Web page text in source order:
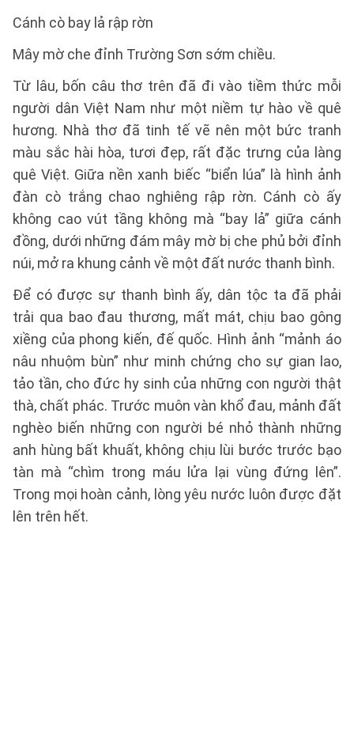
Cánh cò bay lả rập rờn
Mây mờ che đỉnh Trường Sơn sớm chiều.
Từ lâu, bốn câu thơ trên đã đi vào tiềm thức mỗi
người dân Việt Nam như một niềm tự hào về quê
hương. Nhà thơ đã tinh tế vẽ nên một bức tranh
màu sắc hài hòa, tươi đẹp, rất đặc trưng của làng
quê Việt. Giữa nền xanh biếc “biển lúa” là hình ảnh
đàn cò trắng chao nghiêng rập rờn. Cánh cò ấy
không cao vút tầng không mà “bay lả” giữa cánh
đồng, dưới những đám mây mờ bị che phủ bởi đỉnh
núi, mở ra khung cảnh về một đất nước thanh bình.
Để có được sự thanh bình ấy, dân tộc ta đã phải
trải qua bao đau thương, mất mát, chịu bao gông
xiềng của phong kiến, đế quốc. Hình ảnh “mảnh áo
nâu nhuộm bùn” như minh chứng cho sự gian lao,
tảo tần, cho đức hy sinh của những con người thật
thà, chất phác. Trước muôn vàn khổ đau, mảnh đất
nghèo biến những con người bé nhỏ thành những
anh hùng bất khuất, không chịu lùi bước trước bạo
tàn mà “chìm trong máu lửa lại vùng đứng lên”.
Trong mọi hoàn cảnh, lòng yêu nước luôn được đặt
lên trên hết.